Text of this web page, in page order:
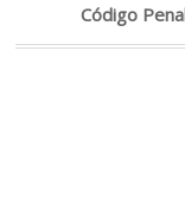
Código